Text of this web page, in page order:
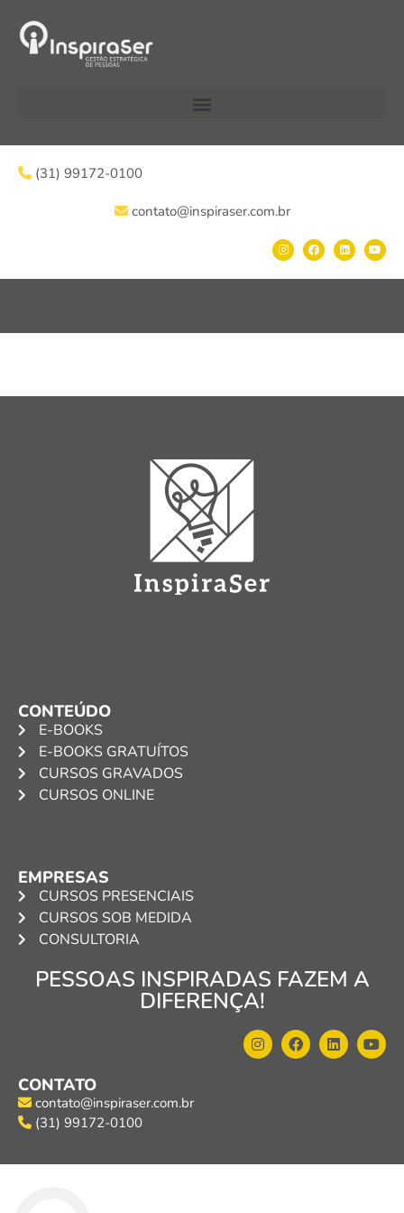
(31) 99172-0100
contato@inspiraser.com.br
CONTEÚDO
E-BOOKS
E-BOOKS GRATUÍTOS
CURSOS GRAVADOS
CURSOS ONLINE
EMPRESAS
CURSOS PRESENCIAIS
CURSOS SOB MEDIDA
CONSULTORIA
PESSOAS INSPIRADAS FAZEM A
DIFERENÇA!
CONTATO
contato@inspiraser.com.br
(31) 99172-0100